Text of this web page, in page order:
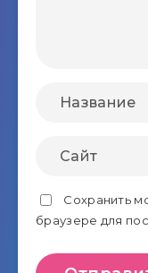
Сохранить
браузере для